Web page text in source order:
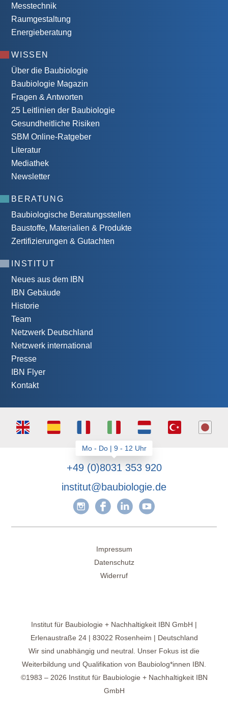
Messtechnik
Raumgestaltung
Energieberatung
WISSEN
Über die Baubiologie
Baubiologie Magazin
Fragen & Antworten
25 Leitlinien der Baubiologie
Gesundheitliche Risiken
SBM Online-Ratgeber
Literatur
Mediathek
Newsletter
BERATUNG
Baubiologische Beratungsstellen
Baustoffe, Materialien & Produkte
Zertifizierungen & Gutachten
INSTITUT
Neues aus dem IBN
IBN Gebäude
Historie
Team
Netzwerk Deutschland
Netzwerk international
Presse
IBN Flyer
Kontakt
+49 (0)8031 353 920
institut@baubiologie.de
Impressum
Datenschutz
Widerruf
Institut für Baubiologie + Nachhaltigkeit IBN GmbH |
Erlenaustraße 24 | 83022 Rosenheim | Deutschland
Wir sind unabhängig und neutral. Unser Fokus ist die
Weiterbildung und Qualifikation von Baubiolog*innen IBN.
©1983 – 2026 Institut für Baubiologie + Nachhaltigkeit IBN
GmbH